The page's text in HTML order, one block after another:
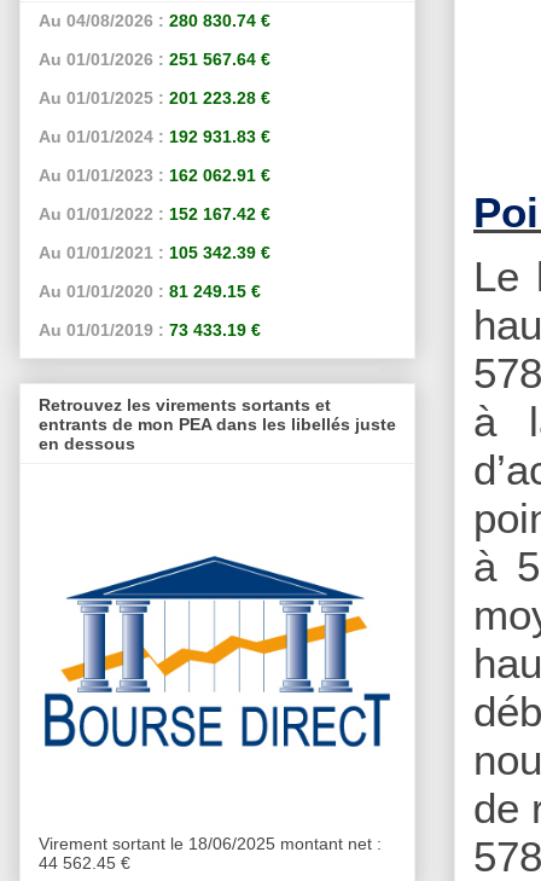
Le
à
à
de
Au 04/08/2026 : 280 830.74 €
Au 01/01/2026 : 251 567.64 €
Au 01/01/2025 : 201 223.28 €
Au 01/01/2024 : 192 931.83 €
Au 01/01/2023 : 162 062.91 €
Au 01/01/2022 : 152 167.42 €
Au 01/01/2021 : 105 342.39 €
Au 01/01/2020 : 81 249.15 €
Au 01/01/2019 : 73 433.19 €
Retrouvez les virements sortants et
entrants de mon PEA dans les libellés juste
en dessous
Virement sortant le 18/06/2025 montant net :
44 562.45 €